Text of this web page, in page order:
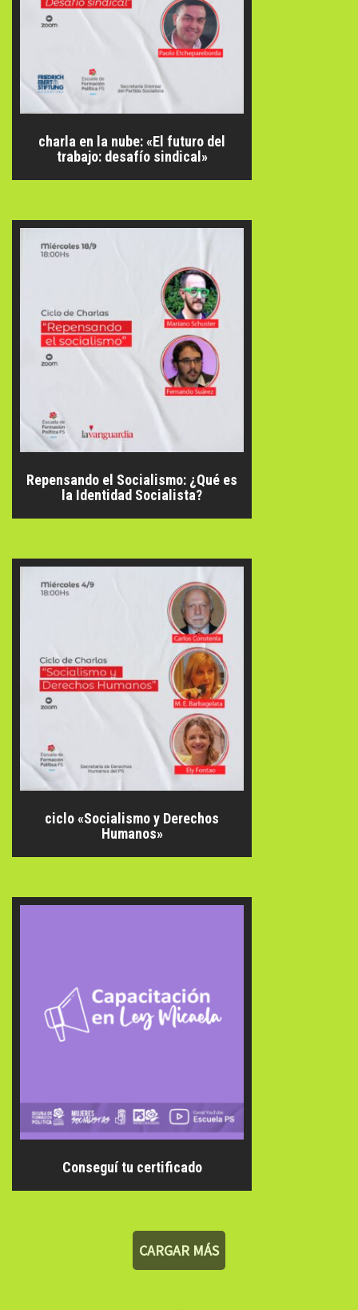
charla en la nube: «El futuro del
trabajo: desafío sindical»
Repensando el Socialismo: ¿Qué es
la Identidad Socialista?
ciclo «Socialismo y Derechos
Humanos»
Conseguí tu certificado
CARGAR MÁS